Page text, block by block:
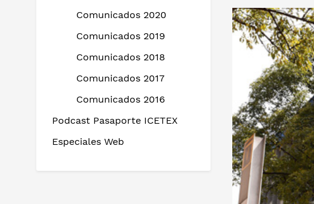
Comunicados 2020
Comunicados 2019
Comunicados 2018
Comunicados 2017
Comunicados 2016
Podcast Pasaporte ICETEX
Especiales Web